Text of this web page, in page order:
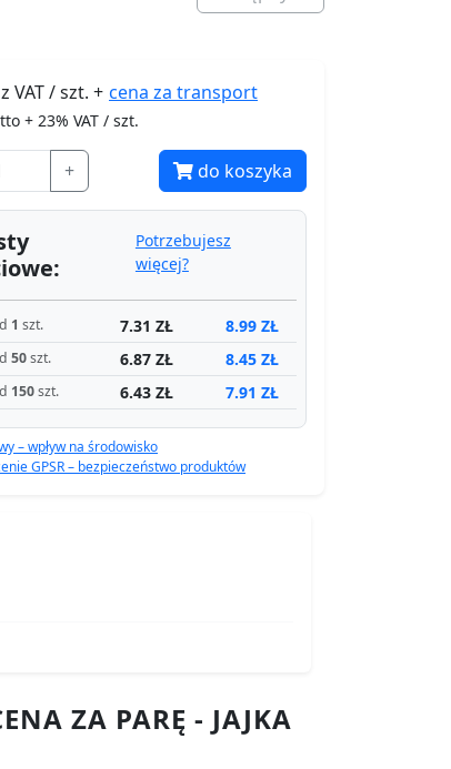
z VAT / szt. + cena za transport
+ 23% VAT / szt.
+ do koszyka
Potrzebujesz
więcej?
1 szt. 7.31 ZŁ 8.99 ZŁ
50szt. 6.87 ZŁ 8.45 ZŁ
150szt. 6.43 ZŁ 7.91 ZŁ
– wpływ na środowisko
GPSR – bezpieczeństwo produktów
ZA PARĘ - JAJKA